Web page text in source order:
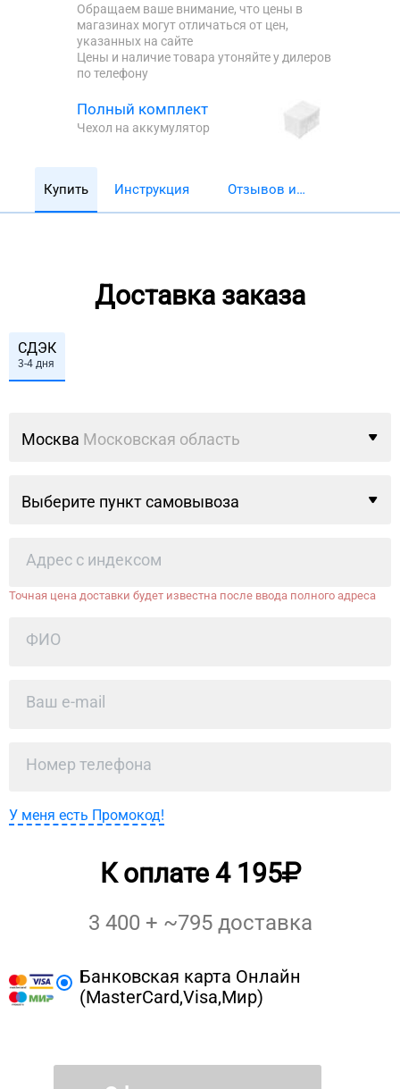
Обращаем ваше внимание, что цены в
магазинах могут отличаться от цен,
указанных на сайте
Цены и наличие товара утоняйте у дилеров
по телефону
Полный комплект
Чехол на аккумулятор
Купить Инструкция
Отзывов и
Доставка заказа
СДЭК
3-4 дня
Москва Московская область
Выберите пункт самовывоза
Точная цена доставки будет известна после ввода полного адреса
У меня есть Промокод!
К оплате 4 195
3 400 + ~795доставка
Банковская карта Онлайн
(MasterCard,Visa,Мир)